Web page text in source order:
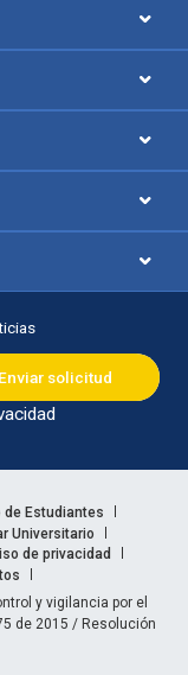
de Estudiantes
Universitario
de privacidad
y vigilancia por el
de 2015 / Resolución